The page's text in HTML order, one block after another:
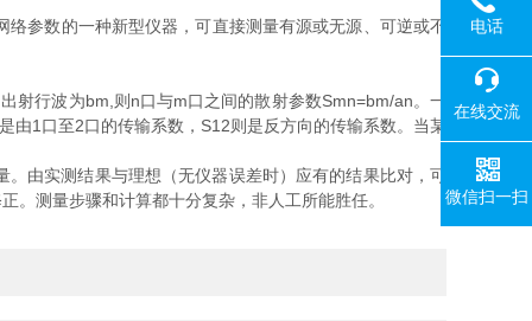
参数的一种新型仪器，可直接测量有源或无源、可逆或不
行波为bm,则n口与m口之间的散射参数Smn=bm/an。一
1口至2口的传输系数，S12则是反方向的传输系数。当某
实测结果与理想（无仪器误差时）应有的结果比对，可
。测量步骤和计算都十分复杂，非人工所能胜任。
电话
在线交流
微信扫一扫